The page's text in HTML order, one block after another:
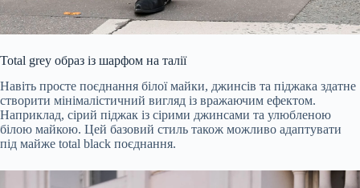
Total grey образ із шарфом на талії
Навіть просте поєднання білої майки, джинсів та піджака здатне
створити мінімалістичний вигляд із вражаючим ефектом.
Наприклад, сірий піджак із сірими джинсами та улюбленою
білою майкою. Цей базовий стиль також можливо адаптувати
під майже total black поєднання.